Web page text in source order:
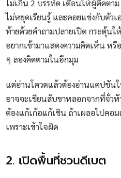
ไม่เกิน 2 บรรทัด เตือนให้ผู้ติดตา
ไม่หยุดเรียนรู้ และคอยแข่งกับตัว
ท้ายด้วยคำถามปลายเปิด กระตุ้น
อยากเข้ามาแสดงความคิดเห็น ห
ๆ ลองคิดตามในอีกมุม
แต่อ่านโควตแล้วต้องอ่านแคปชัน
อาจจะเขียนสับขาหลอกจากที่จั่วหั
ต้องแก้เก้อแก้เขิน ถ้าเผลอไปคอ
เพราะเข้าใจผิด
2. เปิดพื้นที่ชวนดีเบต